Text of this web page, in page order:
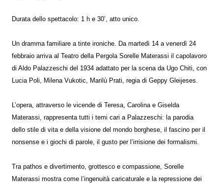
Durata dello spettacolo: 1 h e 30’, atto unico.
Un dramma familiare a tinte ironiche. Da martedì 14 a venerdì 24
febbraio arriva al Teatro della Pergola Sorelle Materassi il capolavoro
di Aldo Palazzeschi del 1934 adattato per la scena da Ugo Chiti, con
Lucia Poli, Milena Vukotic, Marilù Prati, regia di Geppy Gleijeses.
L’opera, attraverso le vicende di Teresa, Carolina e Giselda
Materassi, rappresenta tutti i temi cari a Palazzeschi: la parodia
dello stile di vita e della visione del mondo borghese, il fascino per il
nonsense e i giochi di parole, il gusto per l’irrisione dei formalismi.
Tra pathos e divertimento, grottesco e compassione, Sorelle
Materassi mostra come l’ingenuità caricaturale e la repressione dei